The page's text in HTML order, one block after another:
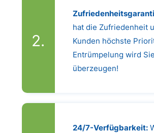
hat die Zufriedenheit
Kunden höchste
Entrümpelung wird
überzeugen!
24/7-Verfügbarkeit: